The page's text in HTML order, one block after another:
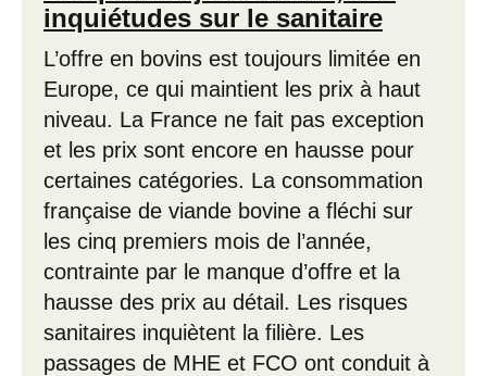
inquiétudes sur le sanitaire
L’offre en bovins est toujours limitée en
Europe, ce qui maintient les prix à haut
niveau. La France ne fait pas exception
et les prix sont encore en hausse pour
certaines catégories. La consommation
française de viande bovine a fléchi sur
les cinq premiers mois de l’année,
contrainte par le manque d’offre et la
hausse des prix au détail. Les risques
sanitaires inquiètent la filière. Les
passages de MHE et FCO ont conduit à